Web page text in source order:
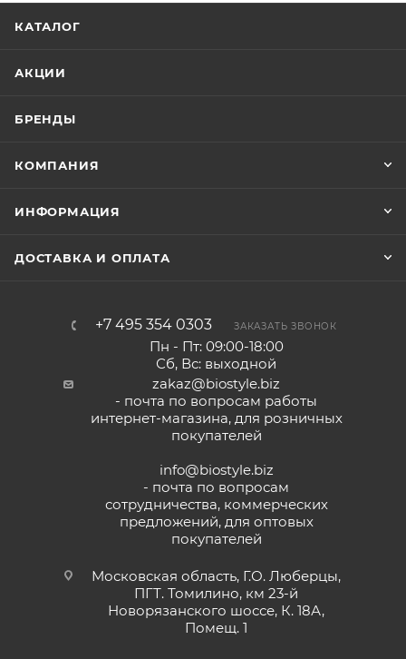
КАТАЛОГ
АКЦИИ
БРЕНДЫ
КОМПАНИЯ
ИНФОРМАЦИЯ
ДОСТАВКА И ОПЛАТА
+7 495 354 0303 ЗАКАЗАТЬ ЗВОНОК
Пн - Пт: 09:00-18:00
Сб, Вс: выходной
zakaz@biostyle.biz
- почта по вопросам работы
интернет-магазина, для розничных
покупателей
info@biostyle.biz
- почта по вопросам
сотрудничества, коммерческих
предложений, для оптовых
покупателей
Московская область, Г.О. Люберцы,
ПГТ. Томилино, км 23-й
Новорязанского шоссе, К. 18А,
Помещ. 1